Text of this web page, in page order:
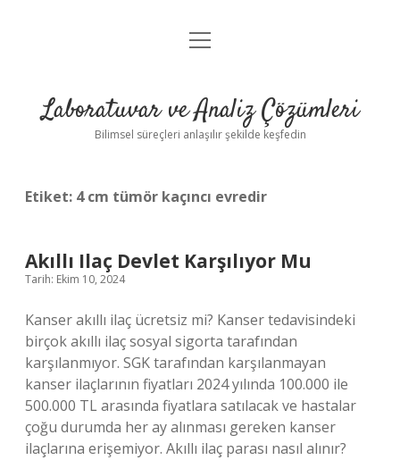
Anasayfa
Yasal Uyarı
menüyü
Laboratuvar ve Analiz Çözümleri
Bilimsel süreçleri anlaşılır şekilde keşfedin
Etiket: 4 cm tümör kaçıncı evredir
Akıllı Ilaç Devlet Karşılıyor Mu
Tarih: Ekim 10, 2024
Kanser akıllı ilaç ücretsiz mi? Kanser tedavisindeki
birçok akıllı ilaç sosyal sigorta tarafından
karşılanmıyor. SGK tarafından karşılanmayan
kanser ilaçlarının fiyatları 2024 yılında 100.000 ile
500.000 TL arasında fiyatlara satılacak ve hastalar
çoğu durumda her ay alınması gereken kanser
ilaçlarına erişemiyor. Akıllı ilaç parası nasıl alınır?